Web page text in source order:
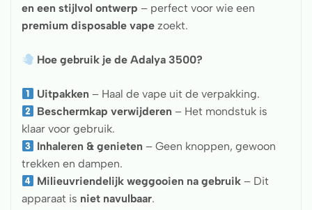
en een stijlvol ontwerp – perfect voor wie een
premium disposable vape zoekt.
Hoe gebruik je de Adalya 3500?
Uitpakken – Haal de vape uit de verpakking.
Beschermkap verwijderen – Het mondstuk is
klaar voor gebruik.
Inhaleren & genieten – Geen knoppen, gewoon
trekken en dampen.
Milieuvriendelijk weggooien na gebruik – Dit
apparaat is niet navulbaar.